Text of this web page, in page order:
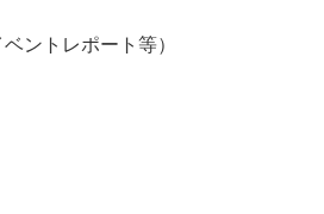
ントレポート等）